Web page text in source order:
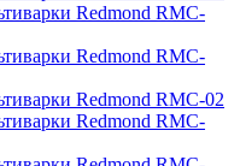
Redmond RMC-
Redmond RMC-
Redmond RMC-02
Redmond RMC-